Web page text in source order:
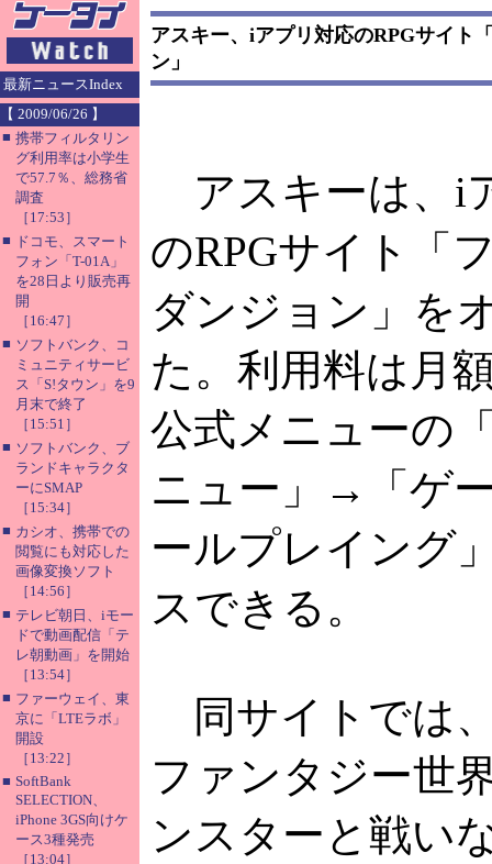
最新ニュースIndex
【 2009/06/26 】
■ 携帯フィルタリン
グ利用率は小学生
で57.7％、総務省
調査
［17:53］
■ ドコモ、スマート
フォン「T-01A」
を28日より販売再
開
［16:47］
■ ソフトバンク、コ
ミュニティサービ
ス「S!タウン」を9
月末で終了
［15:51］
■ ソフトバンク、ブ
ランドキャラクタ
ーにSMAP
［15:34］
■ カシオ、携帯での
閲覧にも対応した
画像変換ソフト
［14:56］
■ テレビ朝日、iモー
ドで動画配信「テ
レ朝動画」を開始
［13:54］
■ ファーウェイ、東
京に「LTEラボ」
開設
［13:22］
■ SoftBank
SELECTION、
iPhone 3GS向けケ
ース3種発売
［13:04］
アスキー、iアプリ対応のRPGサイト
ン」
アスキーは、i
のRPGサイト「
ダンジョン」を
た。利用料は月
公式メニューの
ニュー」→「ゲ
ールプレイング
スできる。
同サイトでは
ファンタジー世
ンスターと戦い